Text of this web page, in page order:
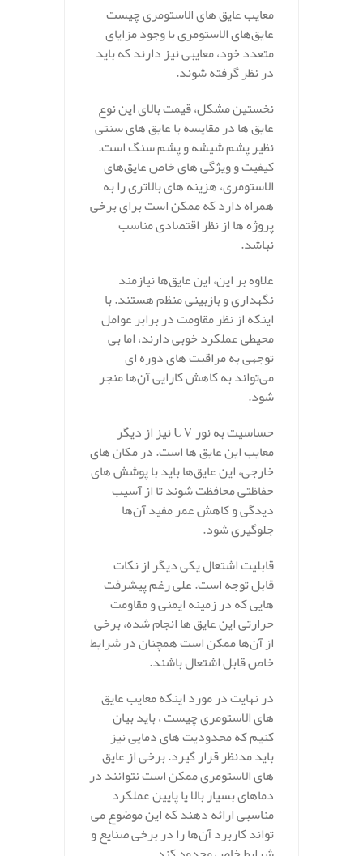
معایب عایق های الاستومری چیست
عایق‌های الاستومری با وجود مزایای
متعدد خود، معایبی نیز دارند که باید
در نظر گرفته شوند.
نخستین مشکل، قیمت بالای این نوع
عایق‌ ها در مقایسه با عایق‌ های سنتی
نظیر پشم شیشه و پشم سنگ است.
کیفیت و ویژگی‌ های خاص عایق‌های
الاستومری، هزینه‌ های بالاتری را به
همراه دارد که ممکن است برای برخی
پروژه‌ ها از نظر اقتصادی مناسب
نباشد.
علاوه بر این، این عایق‌ها نیازمند
نگهداری و بازبینی منظم هستند. با
اینکه از نظر مقاومت در برابر عوامل
محیطی عملکرد خوبی دارند، اما بی‌
توجهی به مراقبت‌ های دوره‌ ای
می‌تواند به کاهش کارایی آن‌ها منجر
شود.
حساسیت به نور UV نیز از دیگر
معایب این عایق‌ ها است. در مکان‌ های
خارجی، این عایق‌ها باید با پوشش‌ های
حفاظتی محافظت شوند تا از آسیب
دیدگی و کاهش عمر مفید آن‌ها
جلوگیری شود.
قابلیت اشتعال یکی دیگر از نکات
قابل توجه است. علی‌ رغم پیشرفت‌
هایی که در زمینه ایمنی و مقاومت
حرارتی این عایق‌ ها انجام شده، برخی
از آن‌ها ممکن است همچنان در شرایط
خاص قابل اشتعال باشند.
در نهایت در مورد اینکه معایب عایق
های الاستومری چیست ، باید بیان
کنیم که محدودیت‌ های دمایی نیز
باید مدنظر قرار گیرد. برخی از عایق‌
های الاستومری ممکن است نتوانند در
دماهای بسیار بالا یا پایین عملکرد
مناسبی ارائه دهند که این موضوع می‌
تواند کاربرد آن‌ها را در برخی صنایع و